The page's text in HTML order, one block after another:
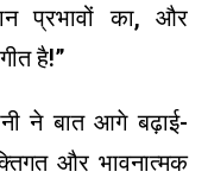
प्रभावों का, और
है!”
ने बात आगे बढ़ाई-
और भावनात्मक